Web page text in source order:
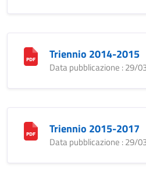
Triennio 2014-2015
Data pubblicazione : 29/
Triennio 2015-2017
Data pubblicazione : 29/